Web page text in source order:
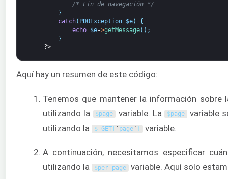
/* Fin de navegación */
}
catch( PDOException $e)
{
echo
$e->getMessage( ) ;
}
?>
Aquí hay un resumen de este código:
Tenemos que mantener la información
utilizando la
$page variable. La $page variable
utilizando la
$_GET[ ‘ page’ variable.
A continuación, necesitamos especificar
utilizando la
$per_page variable. Aquí solo